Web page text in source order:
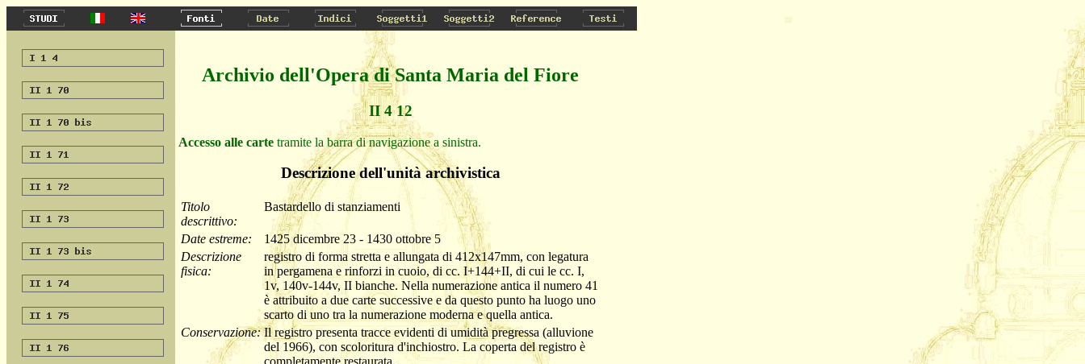
Archivio dell'Opera di Santa Maria del Fiore
II 4 12
Accesso alle carte tramite la barra di navigazione a sinistra.
Descrizione dell'unità archivistica
Titolo
descrittivo:
Bastardello di stanziamenti
Date estreme:
1425 dicembre 23 - 1430 ottobre 5
Descrizione
fisica:
registro di forma stretta e allungata di 412x147mm, con legatura
in pergamena e rinforzi in cuoio, di cc. I+144+II, di cui le cc. I,
1v, 140v-144v, II bianche. Nella numerazione antica il numero 41
è attribuito a due carte successive e da questo punto ha luogo uno
scarto di uno tra la numerazione moderna e quella antica.
Conservazione: Il registro presenta tracce evidenti di umidità pregressa (alluvione
del 1966), con scoloritura d'inchiostro. La coperta del registro è
completamente restaurata.